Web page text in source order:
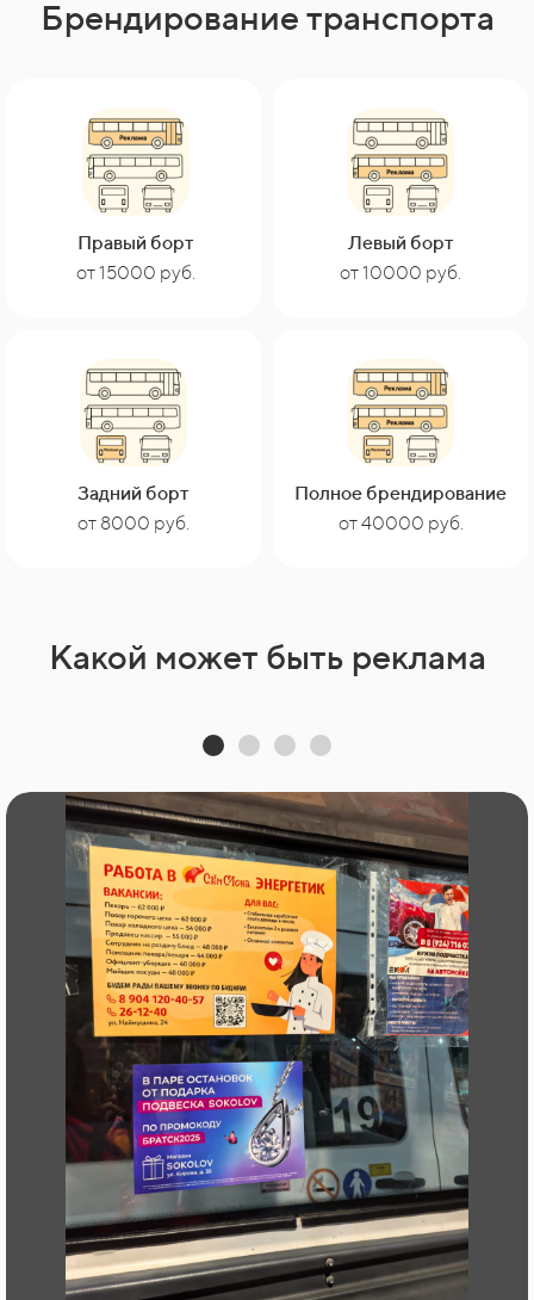
Брендирование транспорта
Правый борт
от 15000 руб.
Левый борт
от 10000 руб.
Задний борт
от 8000 руб.
Полное брендирование
от 40000 руб.
Какой может быть реклама